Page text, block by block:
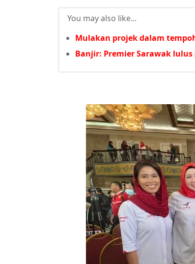
You may also like...
Mulakan projek dalam
Banjir: Premier Sarawak